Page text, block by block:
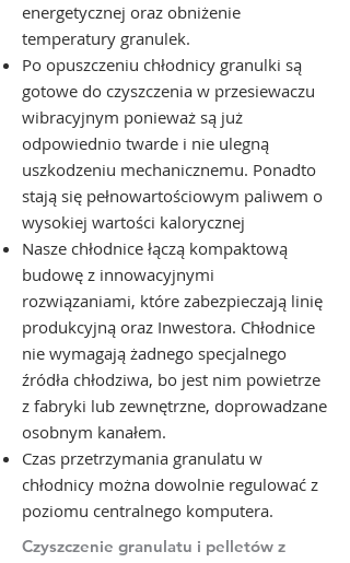
energetycznej oraz obniżenie
temperatury granulek.
Po opuszczeniu chłodnicy granulki są
gotowe do czyszczenia w przesiewaczu
wibracyjnym ponieważ są już
odpowiednio twarde i nie ulegną
uszkodzeniu mechanicznemu. Ponadto
stają się pełnowartościowym paliwem o
wysokiej wartości kalorycznej
Nasze chłodnice łączą kompaktową
budowę z innowacyjnymi
rozwiązaniami, które zabezpieczają linię
produkcyjną oraz Inwestora. Chłodnice
nie wymagają żadnego specjalnego
źródła chłodziwa, bo jest nim powietrze
z fabryki lub zewnętrzne, doprowadzane
osobnym kanałem.
Czas przetrzymania granulatu w
chłodnicy można dowolnie regulować z
poziomu centralnego komputera.
Czyszczenie granulatu i pelletów z